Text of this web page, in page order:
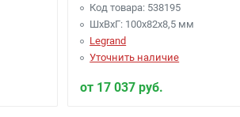
Код товара: 538195
ШхВхГ: 100x82x8,5 мм
Legrand
Уточнить наличие
от 17 037 руб.